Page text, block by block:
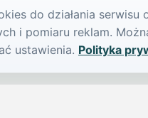
do działania
i pomiaru reklam.
ustawienia. Polityka